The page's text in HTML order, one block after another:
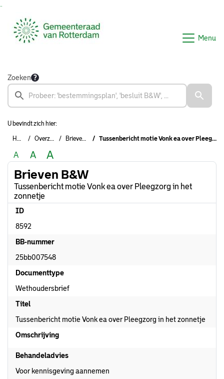
Menu
Zoeken
U bevindt zich hier:
Home Overzichten Brieven B&W Tussenbericht motie Vonk ea over Pleegzorg in het zonnetje
A A A
Brieven B&W
Tussenbericht motie Vonk ea over Pleegzorg in het
zonnetje
ID
8592
BB-nummer
25bb007548
Documenttype
Wethoudersbrief
Titel
Tussenbericht motie Vonk ea over Pleegzorg in het zonnetje
Omschrijving
Behandeladvies
Voor kennisgeving aannemen